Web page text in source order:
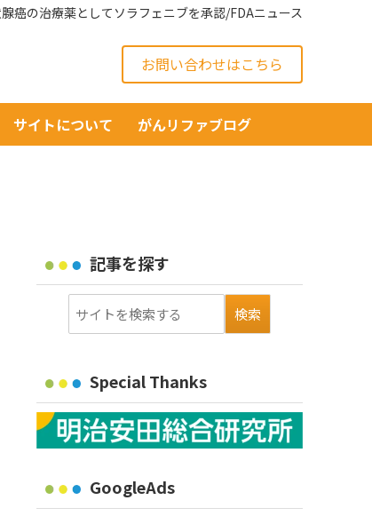
癌の治療薬としてソラフェニブを承認/FDAニュース
お問い合わせはこちら
サイトについて がんリファブログ
記事を探す
Special Thanks
GoogleAds